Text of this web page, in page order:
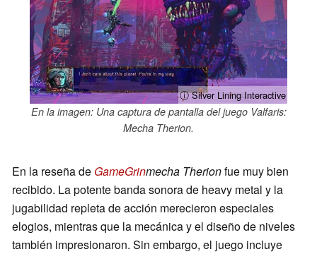
ⓘ Silver Lining Interactive
En la imagen: Una captura de pantalla del juego Valfaris:
Mecha Therion.
En la reseña de GameGrinmecha Therionfue muy bien
recibido. La potente banda sonora de heavy metal y la
jugabilidad repleta de acción merecieron especiales
elogios, mientras que la mecánica y el diseño de niveles
también impresionaron. Sin embargo, el juego incluye